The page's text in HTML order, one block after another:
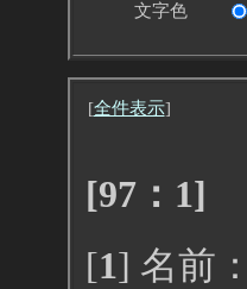
文字色
[全件表示]
[97：1]
[1] 名前：